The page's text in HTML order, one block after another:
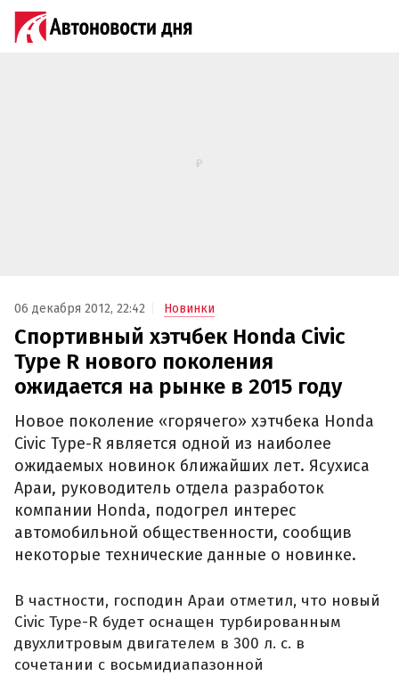
06 декабря 2012, 22:42 Новинки
Спортивный хэтчбек Honda Civic
Type R нового поколения
ожидается на рынке в 2015 году
Новое поколение «горячего» хэтчбека Honda
Civic Type-R является одной из наиболее
ожидаемых новинок ближайших лет. Ясухиса
Араи, руководитель отдела разработок
компании Honda, подогрел интерес
автомобильной общественности, сообщив
некоторые технические данные о новинке.
В частности, господин Араи отметил, что новый
Civic Type-R будет оснащен турбированным
двухлитровым двигателем в 300 л. с. в
сочетании с восьмидиапазонной